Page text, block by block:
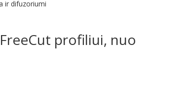
ir difuzoriumi
profiliui, nuo